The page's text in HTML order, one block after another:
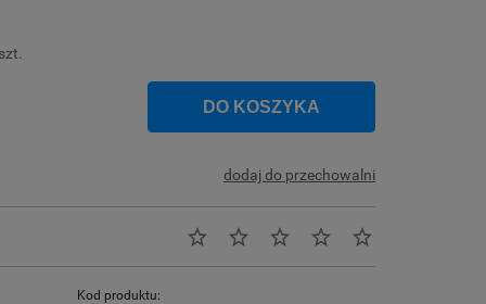
DO KOSZYKA
dodaj do przechowalni
Kod produktu: